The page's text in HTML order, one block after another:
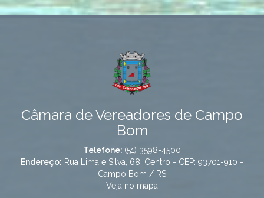
Câmara de Vereadores de Campo
Bom
Telefone: (51) 3598-4500
Endereço: Rua Lima e Silva, 68, Centro - CEP: 93701-910 -
Campo Bom / RS
Veja no mapa